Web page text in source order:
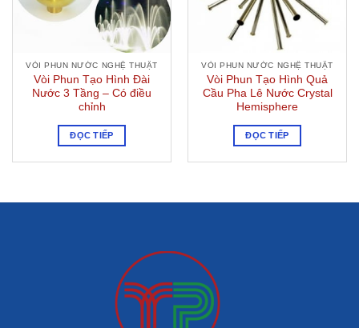
VÒI PHUN NƯỚC NGHỆ THUẬT
Vòi Phun Tạo Hình Đài
Nước 3 Tầng – Có điều
chỉnh
ĐỌC TIẾP
VÒI PHUN NƯỚC NGHỆ THUẬT
Vòi Phun Tạo Hình Quả
Cầu Pha Lê Nước Crystal
Hemisphere
ĐỌC TIẾP